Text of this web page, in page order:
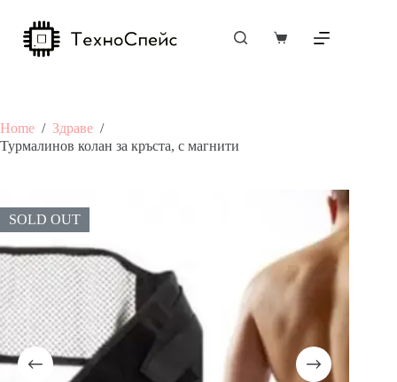
content
Shopping
Home / Здраве /
Турмалинов колан за кръста, с магнити
SOLD OUT